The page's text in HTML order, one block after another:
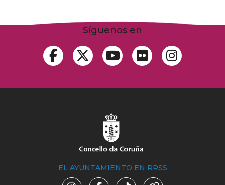
Síguenos en
EL AYUNTAMIENTO EN RRSS